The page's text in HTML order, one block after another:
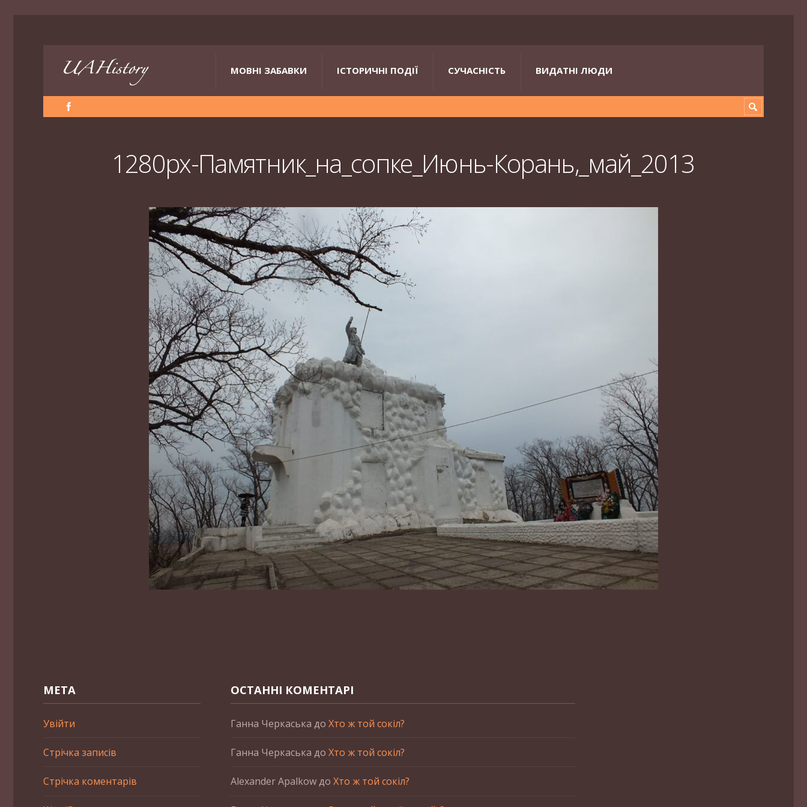
МОВНІ ЗАБАВКИ ІСТОРИЧНІ ПОДІЇ СУЧАСНІСТЬ ВИДАТНІ ЛЮДИ
1280px-Памятник_на_сопке_Июнь-Корань,_май_2013
МЕТА
Увійти
Стрічка записів
Стрічка коментарів
ОСТАННІ КОМЕНТАРІ
Ганна Черкаська до Хто ж той сокіл?
Ганна Черкаська до Хто ж той сокіл?
Alexander Apalkowдо Хто ж той сокіл?